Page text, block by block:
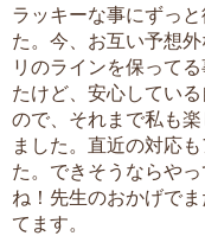
ラッキーな事にずっ
た。今、お互い予想
リのラインを保って
たけど、安心してい
ので、それまで私も
ました。直近の対応
た。できそうならや
ね！先生のおかげで
てます。